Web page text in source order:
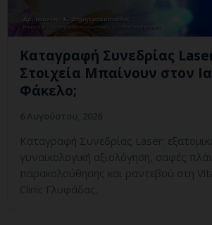
Καταγραφή Συνεδρίας
Στοιχεία Μπαίνουν στον
Φάκελο;
Καταγραφή Συνεδρίας Laser:
γυναικολογική αξιολόγηση, σαφές
παρακολούθησης και ραντεβού στη
Clinic Γλυφάδας.